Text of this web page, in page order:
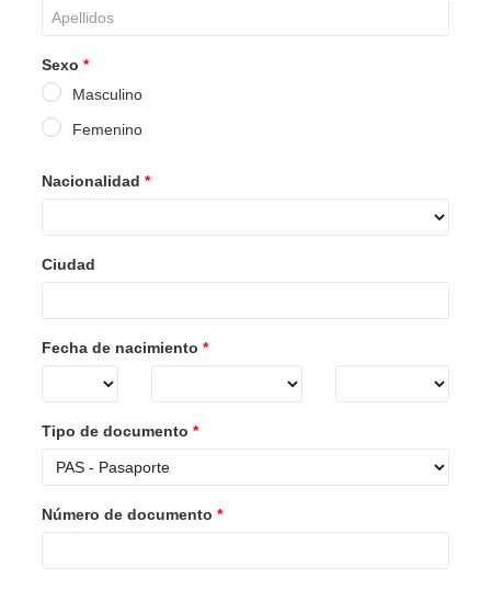
Sexo *
Masculino
Femenino
Nacionalidad *
Ciudad
Fecha de nacimiento *
Tipo de documento *
Número de documento *